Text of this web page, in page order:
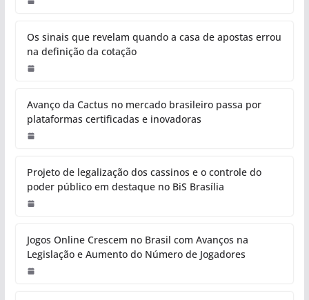
Os sinais que revelam quando a casa de apostas errou
na definição da cotação
Avanço da Cactus no mercado brasileiro passa por
plataformas certificadas e inovadoras
Projeto de legalização dos cassinos e o controle do
poder público em destaque no BiS Brasília
Jogos Online Crescem no Brasil com Avanços na
Legislação e Aumento do Número de Jogadores